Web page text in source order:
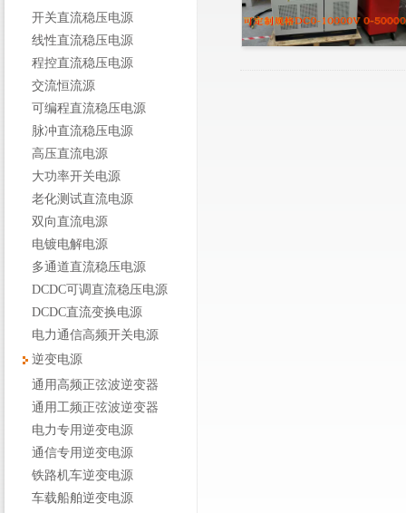
开关直流稳压电源
线性直流稳压电源
程控直流稳压电源
交流恒流源
可编程直流稳压电源
脉冲直流稳压电源
高压直流电源
大功率开关电源
老化测试直流电源
双向直流电源
电镀电解电源
多通道直流稳压电源
DCDC可调直流稳压电源
DCDC直流变换电源
电力通信高频开关电源
逆变电源
通用高频正弦波逆变器
通用工频正弦波逆变器
电力专用逆变电源
通信专用逆变电源
铁路机车逆变电源
车载船舶逆变电源